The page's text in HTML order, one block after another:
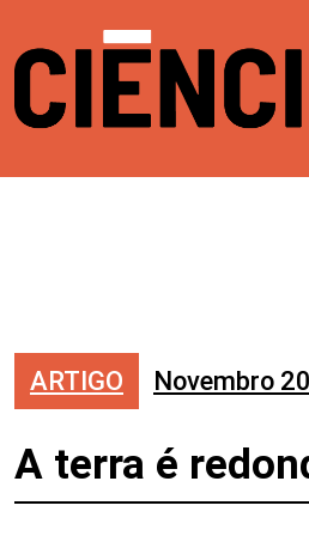
ARTIGO Novembro
A terra é